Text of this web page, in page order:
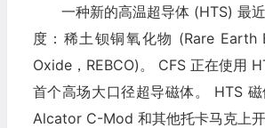
一种新的高温超导体 (HTS) 最
度：稀土钡铜氧化物 (Rare Earth
Oxide，REBCO)。 CFS 正在使用
首个高场大口径超导磁体。 HTS
Alcator C-Mod 和其他托卡马克上